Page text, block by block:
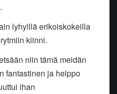
lyhyillä erikoiskokeilla
kiinni.
niin tämä meidän
fantastinen ja helppo
ihan